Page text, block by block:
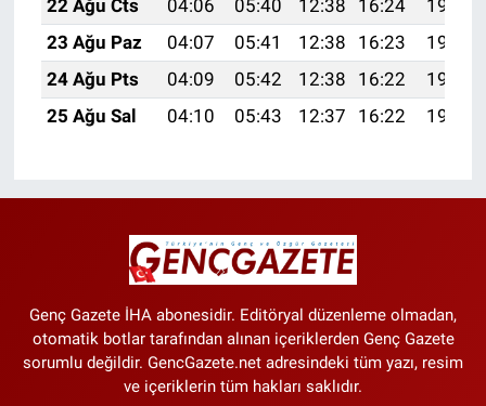
22 Ağu Cts
04:06 05:40 12:38 16:24
19:27
23 Ağu Paz
04:07 05:41 12:38 16:23
19:25
24 Ağu Pts
04:09 05:42 12:38 16:22
19:24
25 Ağu Sal
04:10 05:43 12:37 16:22 19:22
Genç Gazete İHA abonesidir. Editöryal düzenleme olmadan,
otomatik botlar tarafından alınan içeriklerden Genç Gazete
sorumlu değildir. GencGazete.net adresindeki tüm yazı, resim
ve içeriklerin tüm hakları saklıdır.